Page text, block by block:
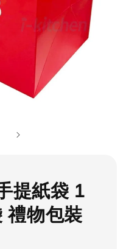
提紙袋 1
禮物包裝